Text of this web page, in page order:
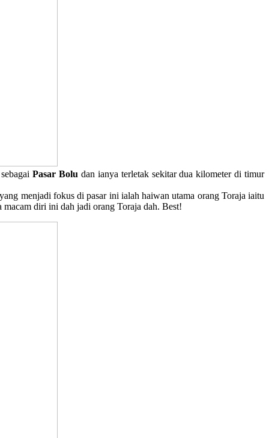
sebagaiPasar Bolu dan ianya terletak sekitar dua kilometer di timur
menjadi fokus di pasar ini ialah haiwan utama orang Toraja iaitu
diri ini dah jadi orang Toraja dah. Best!